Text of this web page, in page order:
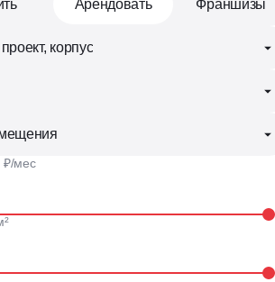
Телеграм •
Арендовать Франшизы
корпус
₽/мес